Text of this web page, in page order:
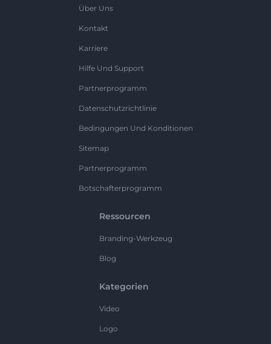
Über Uns
Kontakt
Karriere
Hilfe Und Support
Partnerprogramm
Datenschutzrichtlinie
Bedingungen Und Konditionen
Sitemap
Partnerprogramm
Botschafterprogramm
Ressourcen
Branding-Werkzeug
Blog
Kategorien
Video
Logo